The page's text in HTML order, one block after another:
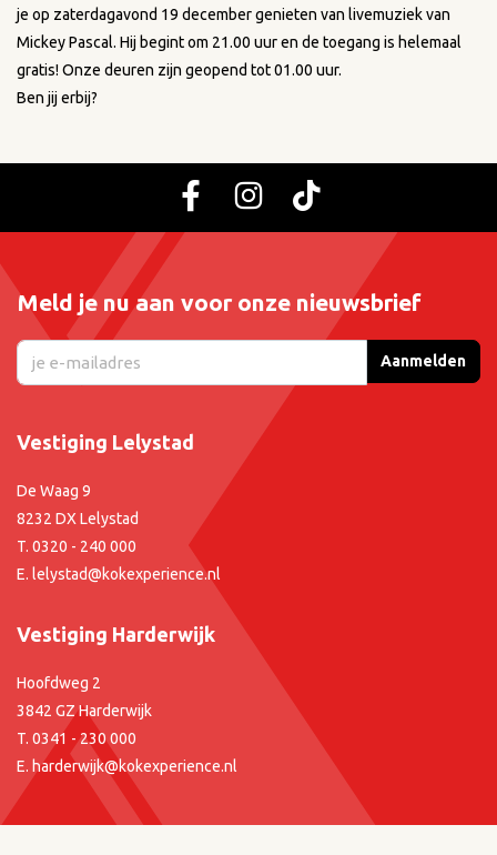
je op zaterdagavond 19 december genieten van livemuziek van
Mickey Pascal. Hij begint om 21.00 uur en de toegang is helemaal
gratis! Onze deuren zijn geopend tot 01.00 uur.
Ben jij erbij?
Meld je nu aan voor onze nieuwsbrief
Aanmelden
Vestiging Lelystad
De Waag 9
8232 DX Lelystad
T. 0320 - 240 000
E. lelystad@kokexperience.nl
Vestiging Harderwijk
Hoofdweg 2
3842 GZ Harderwijk
T. 0341 - 230 000
E. harderwijk@kokexperience.nl